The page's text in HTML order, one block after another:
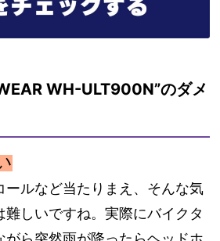
WH-ULT900N”のダメ
ールなど当たりまえ、そんな気
しいですね。実際にバイクタ